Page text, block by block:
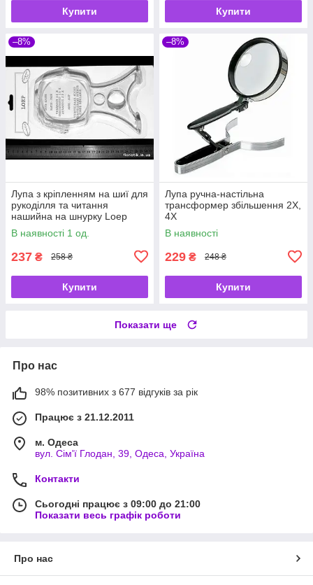
Купити Купити
–8%
Лупа з кріпленням на шиї для
рукоділля та читання
нашийна на шнурку Loep
В наявності 1 од.
237 ₴ 258 ₴
Купити
–8%
Лупа ручна-настільна
трансформер збільшення 2X,
4Х
В наявності
229 ₴ 248 ₴
Купити
Показати ще
Про нас
98% позитивних з 677 відгуків за рік
Працює з 21.12.2011
м. Одеса
вул. Сім'ї Глодан, 39, Одеса, Україна
Контакти
Сьогодні працює з 09:00 до 21:00
Показати весь графік роботи
Про нас